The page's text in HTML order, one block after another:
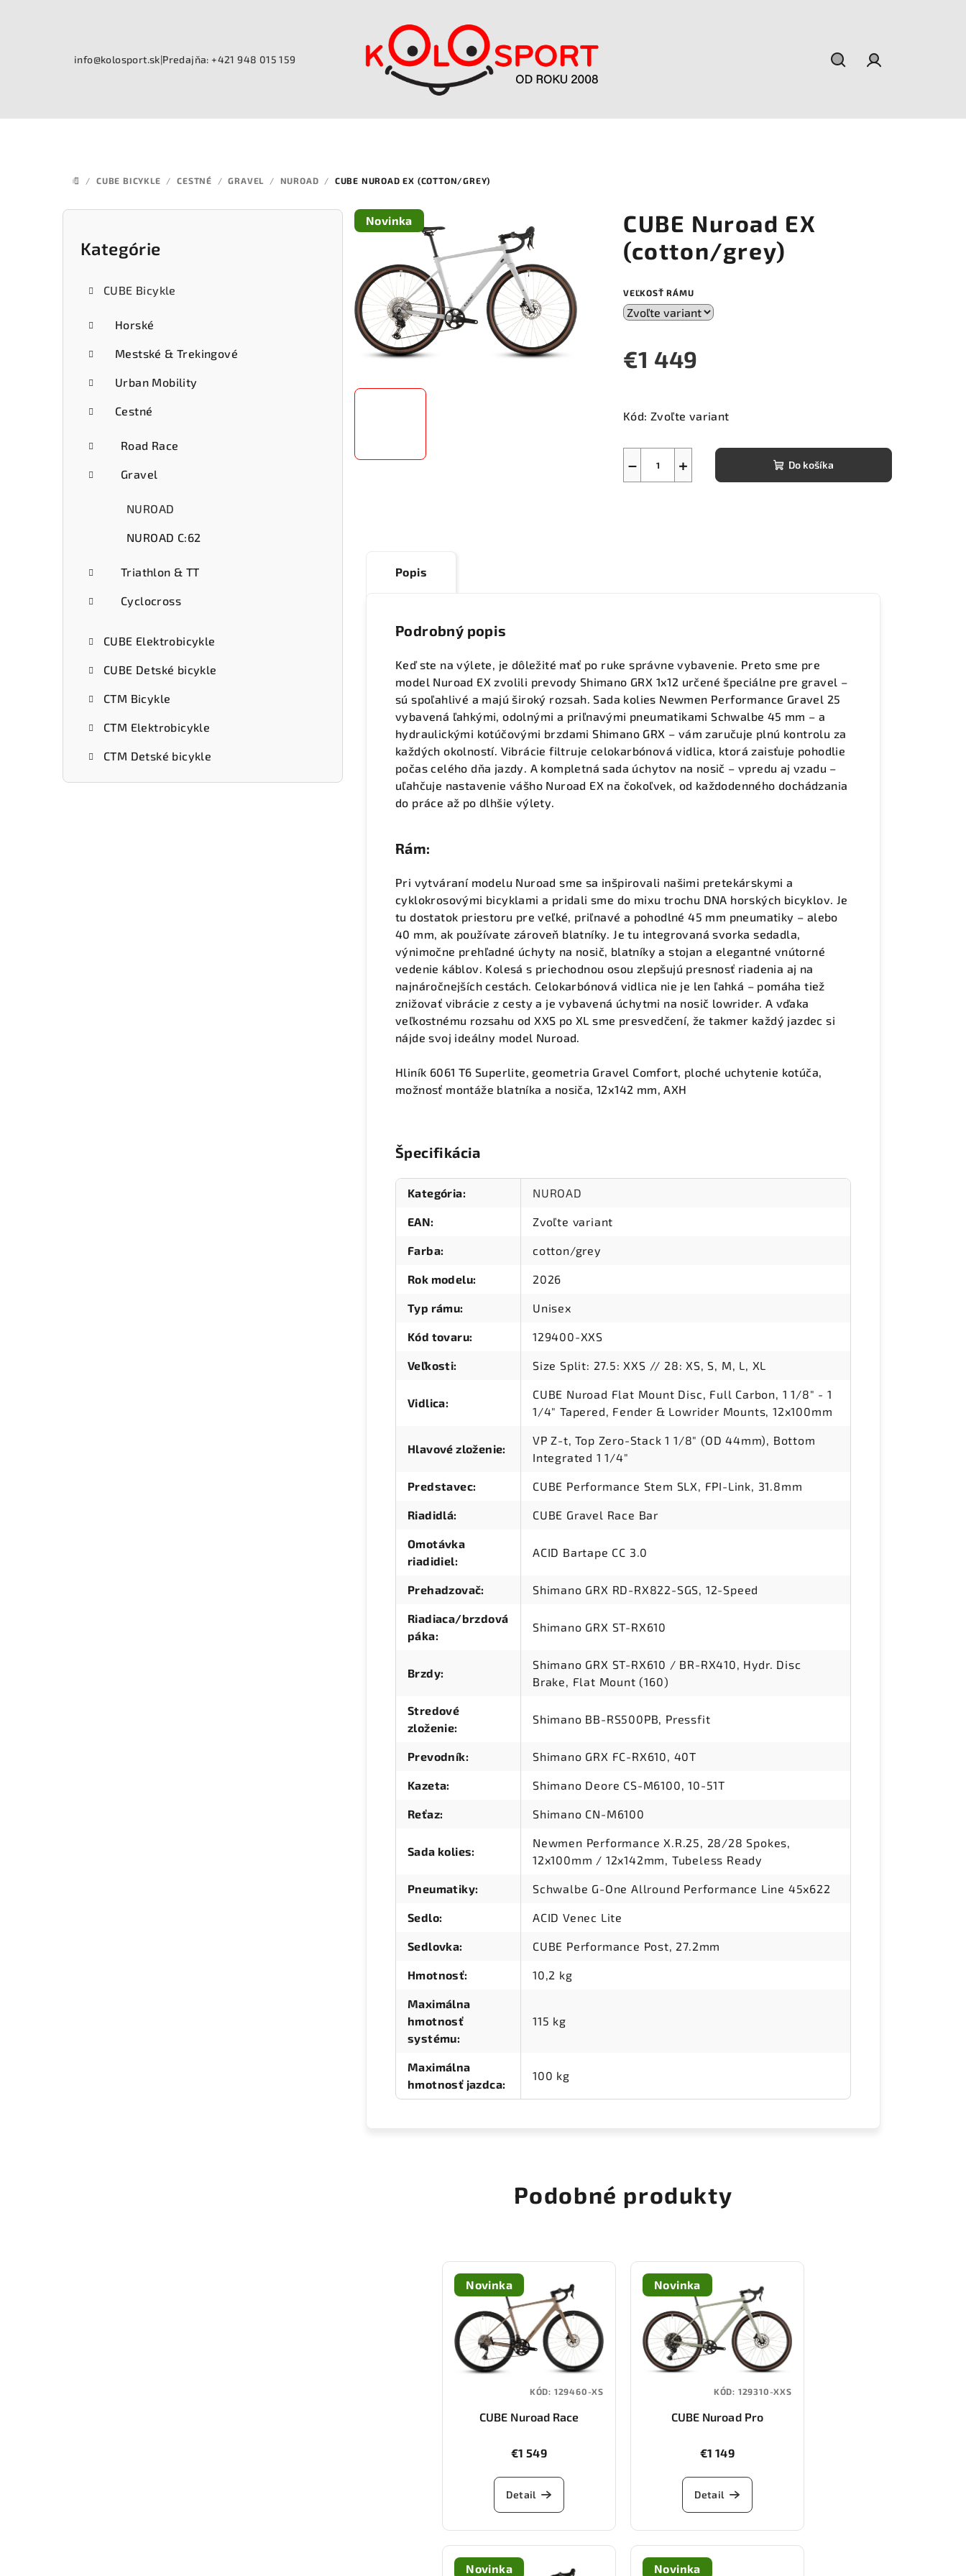
info@kolosport.sk|Predajňa: +421 948 015 159
DOMOV
/ CUBE BICYKLE / CESTNÉ / GRAVEL / NUROAD / CUBE NUROAD EX (COTTON/GREY)
Preskočiť
Kategórie
CUBE Bicykle
Horské
Mestské & Trekingové
Urban Mobility
Cestné
Road Race
Gravel
NUROAD
NUROAD C:62
Triathlon & TT
Cyclocross
CUBE Elektrobicykle
CUBE Detské bicykle
CTM Bicykle
CTM Elektrobicykle
CTM Detské bicykle
CUBE Nuroad EX
(cotton/grey)
VEĽKOSŤ RÁMU
€1 449
cena:
Kód: Zvoľte variant
+
− Do košíka
Novinka
Popis
Podrobný popis
Keď ste na výlete, je dôležité mať po ruke správne vybavenie. Preto sme pre
model Nuroad EX zvolili prevody Shimano GRX 1x12 určené špeciálne pre gravel –
sú spoľahlivé a majú široký rozsah. Sada kolies Newmen Performance Gravel 25
vybavená ľahkými, odolnými a priľnavými pneumatikami Schwalbe 45 mm – a
hydraulickými kotúčovými brzdami Shimano GRX – vám zaručuje plnú kontrolu za
každých okolností. Vibrácie filtruje celokarbónová vidlica, ktorá zaisťuje pohodlie
počas celého dňa jazdy. A kompletná sada úchytov na nosič – vpredu aj vzadu –
uľahčuje nastavenie vášho Nuroad EX na čokoľvek, od každodenného dochádzania
do práce až po dlhšie výlety.
Rám:
Pri vytváraní modelu Nuroad sme sa inšpirovali našimi pretekárskymi a
cyklokrosovými bicyklami a pridali sme do mixu trochu DNA horských bicyklov. Je
tu dostatok priestoru pre veľké, priľnavé a pohodlné 45 mm pneumatiky – alebo
40 mm, ak používate zároveň blatníky. Je tu integrovaná svorka sedadla,
výnimočne prehľadné úchyty na nosič, blatníky a stojan a elegantné vnútorné
vedenie káblov. Kolesá s priechodnou osou zlepšujú presnosť riadenia aj na
najnáročnejších cestách. Celokarbónová vidlica nie je len ľahká – pomáha tiež
znižovať vibrácie z cesty a je vybavená úchytmi na nosič lowrider. A vďaka
veľkostnému rozsahu od XXS po XL sme presvedčení, že takmer každý jazdec si
nájde svoj ideálny model Nuroad.
Hliník 6061 T6 Superlite, geometria Gravel Comfort, ploché uchytenie kotúča,
možnosť montáže blatníka a nosiča, 12x142 mm, AXH
Špecifikácia
Kategória: NUROAD
EAN: Zvoľte variant
Farba: cotton/grey
Rok modelu: 2026
Typ rámu: Unisex
Kód tovaru: 129400-XXS
Veľkosti: Size Split: 27.5: XXS // 28: XS, S, M, L, XL
Vidlica:
CUBE Nuroad Flat Mount Disc, Full Carbon, 1 1/8" - 1
1/4" Tapered, Fender & Lowrider Mounts, 12x100mm
Hlavové zloženie:
VP Z-t, Top Zero-Stack 1 1/8" (OD 44mm), Bottom
Integrated 1 1/4"
Predstavec: CUBE Performance Stem SLX, FPI-Link, 31.8mm
Riadidlá: CUBE Gravel Race Bar
Omotávka
riadidiel:
ACID Bartape CC 3.0
Prehadzovač: Shimano GRX RD-RX822-SGS, 12-Speed
Riadiaca/brzdová
páka:
Shimano GRX ST-RX610
Brzdy:
Shimano GRX ST-RX610 / BR-RX410, Hydr. Disc
Brake, Flat Mount (160)
Stredové
zloženie:
Shimano BB-RS500PB, Pressfit
Prevodník: Shimano GRX FC-RX610, 40T
Kazeta: Shimano Deore CS-M6100, 10-51T
Reťaz: Shimano CN-M6100
Sada kolies:
Newmen Performance X.R.25, 28/28 Spokes,
12x100mm / 12x142mm, Tubeless Ready
Pneumatiky: Schwalbe G-One Allround Performance Line 45x622
Sedlo: ACID Venec Lite
Sedlovka: CUBE Performance Post, 27.2mm
Hmotnosť: 10,2 kg
Maximálna
hmotnosť
systému:
115 kg
Maximálna
hmotnosť jazdca:
100 kg
Podobné produkty
Novinka
CUBE Nuroad Race
€1 549
Detail
KÓD: 129460-XS
Novinka
CUBE Nuroad Pro
€1 149
Detail
KÓD: 129310-XXS
Novinka Novinka